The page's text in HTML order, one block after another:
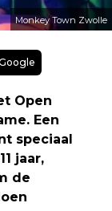
Monkey Town Zwolle
Open
Een
speciaal
jaar,
de